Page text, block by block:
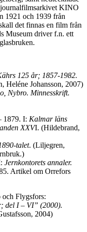
KINO
1921 och 1939 från
det finnas en film från
Museum driver f.n. ett
125 år; 1857-1982.
Heléne Johansson, 2007)
Nybro. Minnesskrift.
1879. I: Kalmar läns
XXVI. (Hildebrand,
talet. (Liljegren,
Jernkontorets annaler.
Artikel om Orrefors
och Flygsfors:
del I – VI” (2000).
2004)